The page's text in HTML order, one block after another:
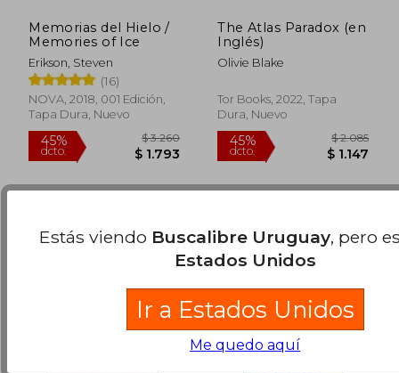
50%
dcto.
$ 2.588 50%
dcto.
Memorias del Hielo /
Memories of Ice
Erikson, Steven
(16)
NOVA, 2018, 001 Edición,
Tapa Dura, Nuevo
The Atlas Paradox (en
Inglés)
Olivie Blake
Tor Books, 2022, Tapa
Dura, Nuevo
Estás viendo Buscalibre Uruguay, pero
Estados Unidos
Ir a Estados Unidos
Me quedo aquí